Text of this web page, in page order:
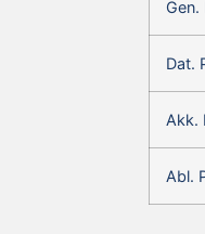
Gen.
Dat.
Akk.
Abl.